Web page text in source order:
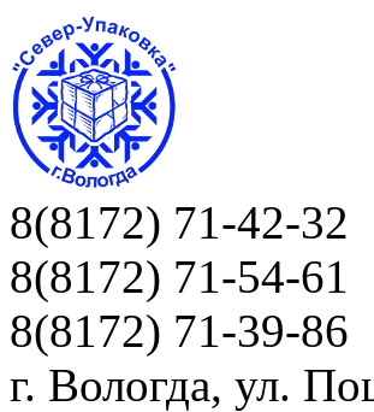
8(8172) 71-42-32
8(8172) 71-54-61
8(8172) 71-39-86
г. Вологда, ул.